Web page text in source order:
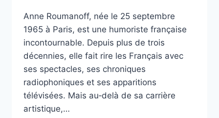
Anne Roumanoff, née le 25 septembre
1965 à Paris, est une humoriste française
incontournable. Depuis plus de trois
décennies, elle fait rire les Français avec
ses spectacles, ses chroniques
radiophoniques et ses apparitions
télévisées. Mais au‑delà de sa carrière
artistique,…